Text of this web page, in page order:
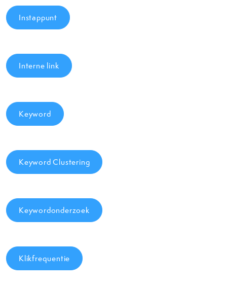
Instappunt
Interne link
Keyword
Keyword Clustering
Keywordonderzoek
Klikfrequentie